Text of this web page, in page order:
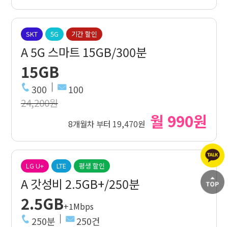
SKT 5G 기간 할인
A 5G 스마트 15GB/300분
15GB
300 100
24,200원
8개월차 부터 19,470원 월 990원
LG U+ LTE 평생 할인
A 갓성비 2.5GB+/250분
2.5GB+1Mbps
250분 250건